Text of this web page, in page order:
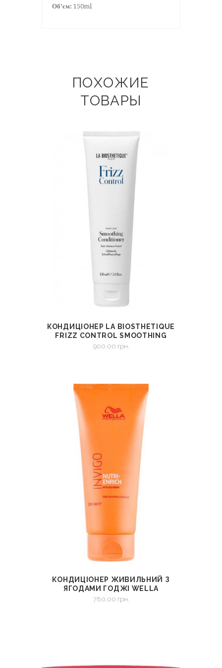
Об’єм: 150ml
ПОХОЖИЕ
ТОВАРЫ
СМОТРЕТЬ В КОРЗИНУ
КОНДИЦІОНЕР LA BIOSTHETIQUE
FRIZZ CONTROL SMOOTHING
CONDITIONER 150 МЛ
900.00 грн.
СМОТРЕТЬ В КОРЗИНУ
КОНДИЦІОНЕР ЖИВИЛЬНИЙ З
ЯГОДАМИ ГОДЖІ WELLA
PROFESSIONALS INVIGO NUTRI-
780.00 грн.